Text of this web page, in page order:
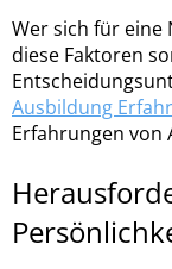
Wer sich für eine
diese Faktoren
Ausbildung
Erfahrungen von